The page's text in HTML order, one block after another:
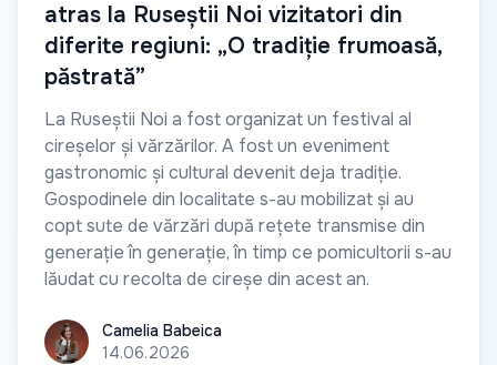
atras la Ruseștii Noi vizitatori din
diferite regiuni: „O tradiție frumoasă,
păstrată”
La Ruseștii Noi a fost organizat un festival al
cireșelor și vărzărilor. A fost un eveniment
gastronomic și cultural devenit deja tradiție.
Gospodinele din localitate s-au mobilizat și au
copt sute de vărzări după rețete transmise din
generație în generație, în timp ce pomicultorii s-au
lăudat cu recolta de cireșe din acest an.
Camelia Babeica
Camelia Babeica
14.06.2026